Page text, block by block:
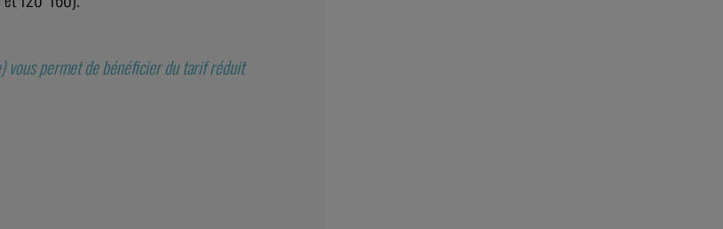
vous permet de bénéficier du tarif réduit